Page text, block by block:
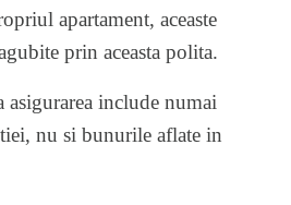
apartament, aceaste
prin aceasta polita.
include numai
nu si bunurile aflate in